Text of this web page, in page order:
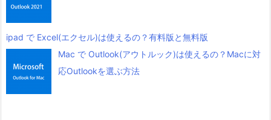
ipad で Excel(エクセル)は使えるの？有料版と無料版
Mac で Outlook(アウトルック)は使えるの？Macに対
応Outlookを選ぶ方法